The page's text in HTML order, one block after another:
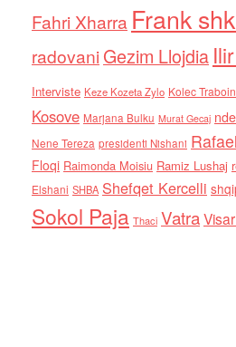
Fahri Xharra Frank
radovaniGezim Llojdia
Interviste Keze Kozeta Zylo Kolec
Kosove Marjana Bulku Murat Gecaj
Nene Tereza presidenti Nishani
Floqi Raimonda Moisiu Ramiz Lushaj
Elshani SHBA Shefqet Kercelli
Sokol Paja Thaci Vatra